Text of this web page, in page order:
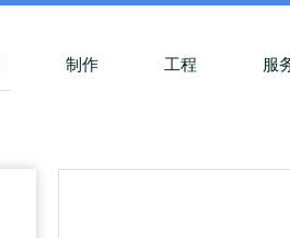
制作 工程 服